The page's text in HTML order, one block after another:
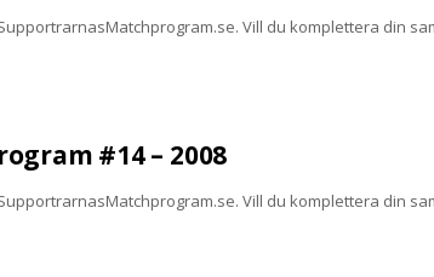
Vill du komplettera din
#14 – 2008
Vill du komplettera din